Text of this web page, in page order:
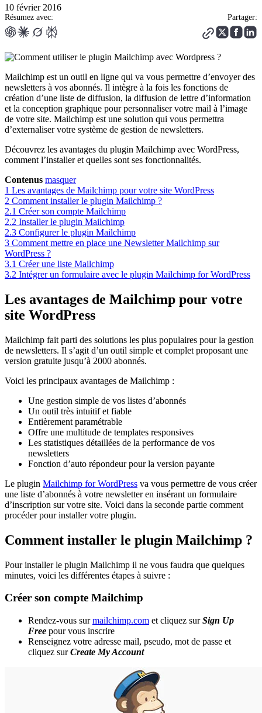
10 février 2016
Résumez avec: Partager:
Mailchimp est un outil en ligne qui va vous permettre d’envoyer des
newsletters à vos abonnés. Il intègre à la fois les fonctions de
création d’une liste de diffusion, la diffusion de lettre d’information
et la conception graphique pour personnaliser votre mail à l’image
de votre site. Mailchimp est une solution qui vous permettra
d’externaliser votre système de gestion de newsletters.
Découvrez les avantages du plugin Mailchimp avec WordPress,
comment l’installer et quelles sont ses fonctionnalités.
Contenus masquer
1 Les avantages de Mailchimp pour votre site WordPress
2 Comment installer le plugin Mailchimp ?
2.1 Créer son compte Mailchimp
2.2 Installer le plugin Mailchimp
2.3 Configurer le plugin Mailchimp
3 Comment mettre en place une Newsletter Mailchimp sur
WordPress ?
3.1 Créer une liste Mailchimp
3.2 Intégrer un formulaire avec le plugin Mailchimp for WordPress
Les avantages de Mailchimp pour votre
site WordPress
Mailchimp fait parti des solutions les plus populaires pour la gestion
de newsletters. Il s’agit d’un outil simple et complet proposant une
version gratuite jusqu’à 2000 abonnés.
Voici les principaux avantages de Mailchimp :
Une gestion simple de vos listes d’abonnés
Un outil très intuitif et fiable
Entièrement paramétrable
Offre une multitude de templates responsives
Les statistiques détaillées de la performance de vos
newsletters
Fonction d’auto répondeur pour la version payante
Le plugin Mailchimp for WordPress va vous permettre de vous créer
une liste d’abonnés à votre newsletter en insérant un formulaire
d’inscription sur votre site. Voici dans la seconde partie comment
procéder pour installer votre plugin.
Comment installer le plugin Mailchimp ?
Pour installer le plugin Mailchimp il ne vous faudra que quelques
minutes, voici les différentes étapes à suivre :
Créer son compte Mailchimp
Rendez-vous surmailchimp.com et cliquez surSign Up
Free pour vous inscrire
Renseignez votre adresse mail, pseudo, mot de passe et
cliquez surCreate My Account